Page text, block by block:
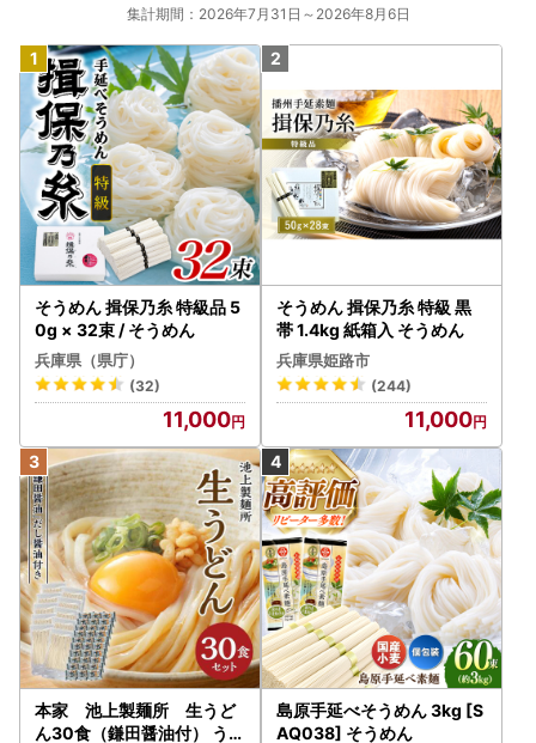
集計期間：2026年7月31日～2026年8月6日
そうめん 揖保乃糸 特級品 5
0g × 32束 / そうめん
兵庫県（県庁）
(32)
11,000
そうめん 揖保乃糸 特級 黒
帯 1.4kg 紙箱入 そうめん
兵庫県姫路市
(244)
11,000
本家 池上製麺所 生うど
ん30食（鎌田醤油付） うど
島原手延べそうめん 3kg [S
AQ038] そうめん